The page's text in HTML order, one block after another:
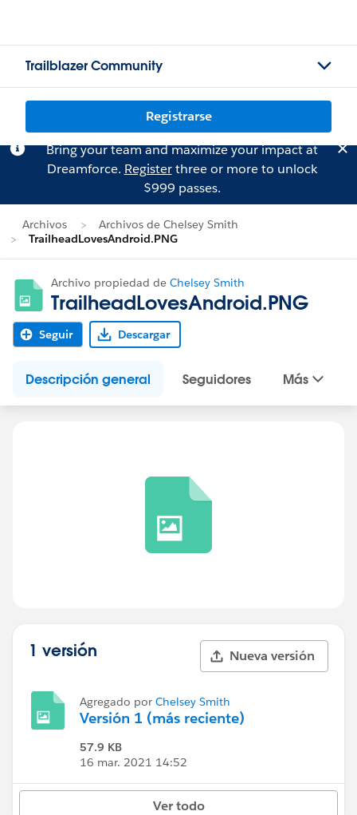
Trailblazer Community
Registrarse
Bring your team and maximize your impact at
Dreamforce. Registerthree or more to unlock
$999 passes.
Archivos
Archivos de Chelsey Smith
TrailheadLovesAndroid.PNG
Archivo propiedad de Chelsey Smith
TrailheadLovesAndroid.PNG
Seguir Descargar
Descripción general Seguidores Más
1 versión Nueva versión
Agregado por Chelsey Smith
Versión 1 (más reciente)
57.9 KB
16 mar. 2021 14:52
Ver todo